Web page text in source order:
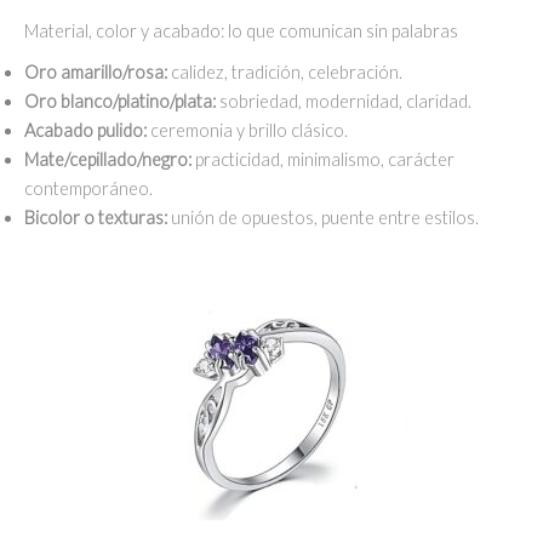
Material, color y acabado: lo que comunican sin palabras
Oro amarillo/rosa: calidez, tradición, celebración.
Oro blanco/platino/plata: sobriedad, modernidad, claridad.
Acabado pulido: ceremonia y brillo clásico.
Mate/cepillado/negro: practicidad, minimalismo, carácter
contemporáneo.
Bicolor o texturas: unión de opuestos, puente entre estilos.